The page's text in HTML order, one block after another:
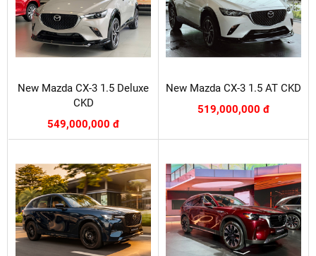
New Mazda CX-3 1.5 Deluxe
CKD
549,000,000 đ
New Mazda CX-3 1.5 AT CKD
519,000,000 đ